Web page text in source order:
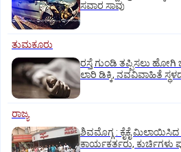
ಸವಾರ ಸಾವು
ತುಮಕೂರು
ರಸ್ತೆ ಗುಂಡಿ ತಪ್ಪಿಸಲು ಹೋಗಿ
ಲಾರಿ ಡಿಕ್ಕಿ, ನವವಿವಾಹಿತೆ
ರಾಜ್ಯ
ಶಿವಮೊಗ್ಗ : ಕೈಕೈ ಮಿಲಾಯಿಸಿದ
ಕಾರ್ಯಕರ್ತರು, ಕುರ್ಚಿಗಳು